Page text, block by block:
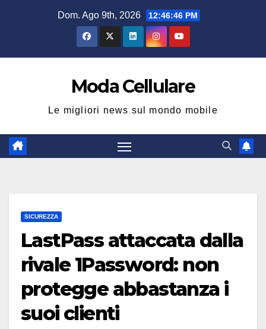
Dom. Ago 9th, 2026 12:46:46 PM
Moda Cellulare
Le migliori news sul mondo mobile
SICUREZZA
LastPass attaccata dalla
rivale 1Password: non
protegge abbastanza i
suoi clienti